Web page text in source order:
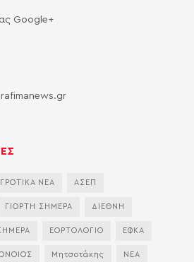
Google+
ΝΕΑ ΑΣΕΠ
ΓΙΟΡΤΗ ΣΗΜΕΡΑ ΔΙΕΘΝΗ
ΕΟΡΤΟΛΟΓΙΟ ΕΦΚΑ
Μητσοτάκης ΝΕΑ